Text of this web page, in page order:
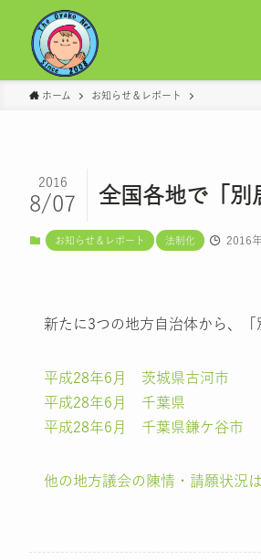
ホーム お知らせ＆レポート
全国各地で「別
2016
8/07
お知らせ＆レポート 法制化 2016
新たに3つの地方自治体から、
平成28年6月 茨城県古河市
平成28年6月 千葉県
平成28年6月 千葉県鎌ケ谷市
他の地方議会の陳情・請願状況